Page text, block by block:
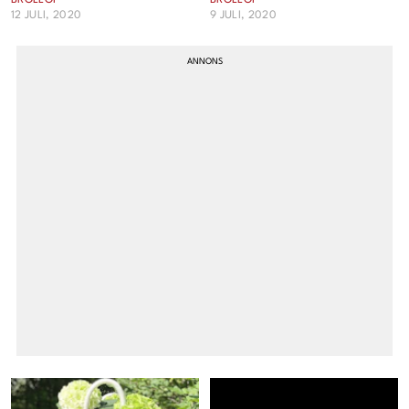
12 JULI, 2020
9 JULI, 2020